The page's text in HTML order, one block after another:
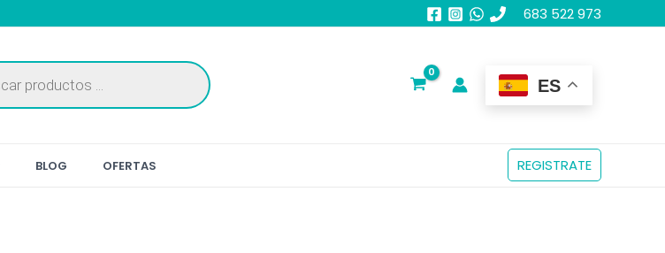
683 522 973
ES
BLOG OFERTAS REGISTRATE